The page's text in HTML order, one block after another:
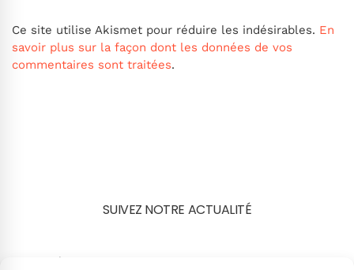
Ce site utilise Akismet pour réduire les indésirables. En
savoir plus sur la façon dont les données de vos
commentaires sont traitées.
SUIVEZ NOTRE ACTUALITÉ
Search